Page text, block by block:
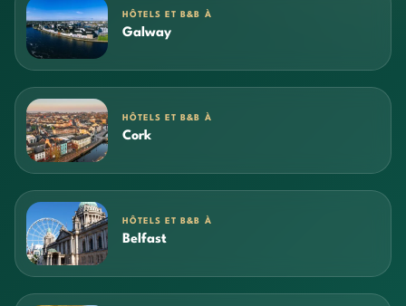
HÔTELS ET B&B À
Galway
HÔTELS ET B&B À
Cork
HÔTELS ET B&B À
Belfast